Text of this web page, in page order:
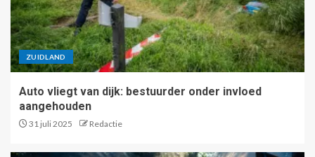
ZUIDLAND
Auto vliegt van dijk: bestuurder onder invloed
aangehouden
31 juli 2025 Redactie